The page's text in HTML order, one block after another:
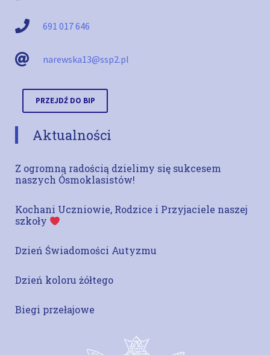
691 017 646
narewska13@ssp2.pl
PRZEJDŹ DO BIP
Aktualności
Z ogromną radością dzielimy się sukcesem
naszych Ósmoklasistów!
Kochani Uczniowie, Rodzice i Przyjaciele naszej
szkoły
Dzień Świadomości Autyzmu
Dzień koloru żółtego
Biegi przełajowe